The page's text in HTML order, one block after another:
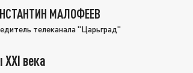
МАЛОФЕЕВ
телеканала "Царьград"
века